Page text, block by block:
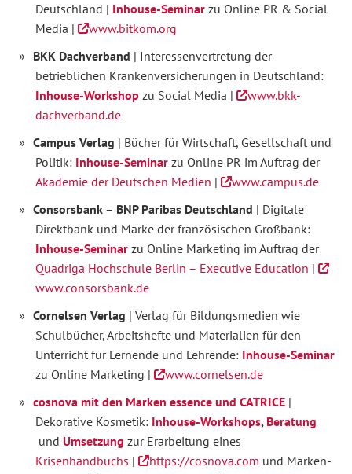
Deutschland | Inhouse-Seminar zu Online PR & Social
Media |
www.bitkom.org
BKK Dachverband | Interessenvertretung der
betrieblichen Krankenversicherungen in Deutschland:
Inhouse-Workshop zu Social Media |
www.bkk-
dachverband.de
Campus Verlag | Bücher für Wirtschaft, Gesellschaft und
Politik: Inhouse-Seminar zu Online PR im Auftrag der
Akademie der Deutschen Medien |
www.campus.de
Consorsbank – BNP Paribas Deutschland | Digitale
Direktbank und Marke der französischen Großbank:
Inhouse-Seminar zu Online Marketing im Auftrag der
Quadriga Hochschule Berlin – Executive Education |
www.consorsbank.de
Cornelsen Verlag | Verlag für Bildungsmedien wie
Schulbücher, Arbeitshefte und Materialien für den
Unterricht für Lernende und Lehrende: Inhouse-Seminar
zu Online Marketing |
www.cornelsen.de
cosnova mit den Marken essence und CATRICE |
Dekorative Kosmetik: Inhouse-Workshops, Beratung
und Umsetzung zur Erarbeitung eines
Krisenhandbuchs | https://cosnova.com und Marken-